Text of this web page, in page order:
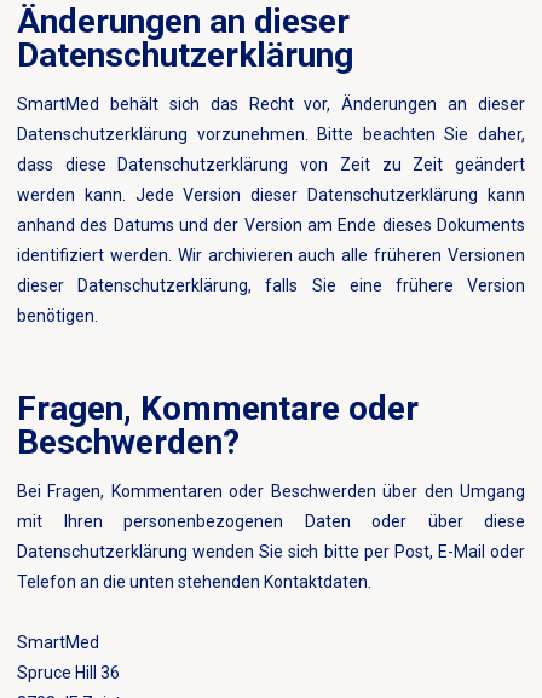
Änderungen an dieser
Datenschutzerklärung
SmartMed behält sich das Recht vor, Änderungen an dieser
Datenschutzerklärung vorzunehmen. Bitte beachten Sie daher,
dass diese Datenschutzerklärung von Zeit zu Zeit geändert
werden kann. Jede Version dieser Datenschutzerklärung kann
anhand des Datums und der Version am Ende dieses Dokuments
identifiziert werden. Wir archivieren auch alle früheren Versionen
dieser Datenschutzerklärung, falls Sie eine frühere Version
benötigen.
Fragen, Kommentare oder
Beschwerden?
Bei Fragen, Kommentaren oder Beschwerden über den Umgang
mit Ihren personenbezogenen Daten oder über diese
Datenschutzerklärung wenden Sie sich bitte per Post, E-Mail oder
Telefon an die unten stehenden Kontaktdaten.
SmartMed
Spruce Hill 36